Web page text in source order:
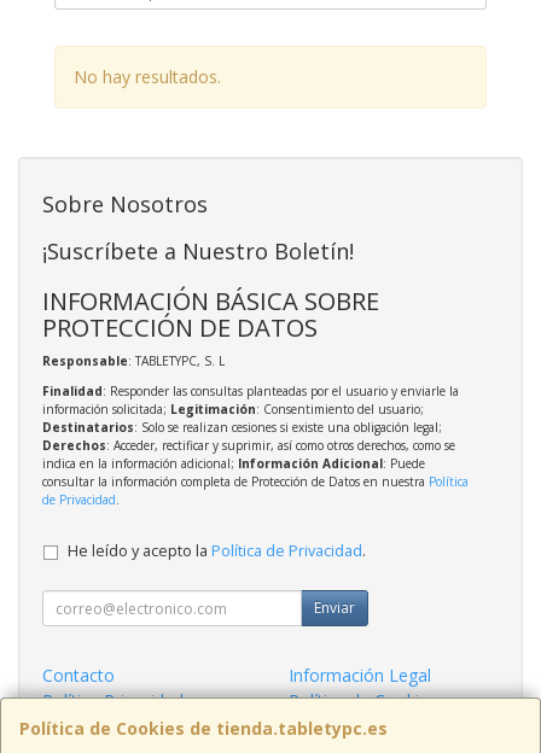
No hay resultados.
Política de Cookies de tienda.tabletypc.es
Sobre Nosotros
¡Suscríbete a Nuestro Boletín!
INFORMACIÓN BÁSICA SOBRE
PROTECCIÓN DE DATOS
Responsable: TABLETYPC, S. L
Finalidad: Responder las consultas planteadas por el usuario y enviarle la
información solicitada; Legitimación: Consentimiento del usuario;
Destinatarios: Solo se realizan cesiones si existe una obligación legal;
Derechos: Acceder, rectificar y suprimir, así como otros derechos, como se
indica en la información adicional; Información Adicional: Puede
consultar la información completa de Protección de Datos en nuestra Política
de Privacidad.
He leído y acepto la Política de Privacidad.
Enviar
Contacto
Información Legal
Política Privacidad
Política de Cookies
Condiciones de Compra
Formas de Pago